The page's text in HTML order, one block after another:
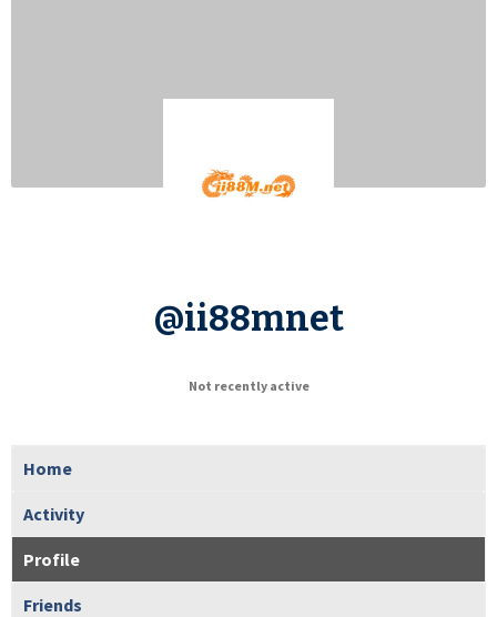
@ii88mnet
Not recently active
Home
Activity
Profile
Friends